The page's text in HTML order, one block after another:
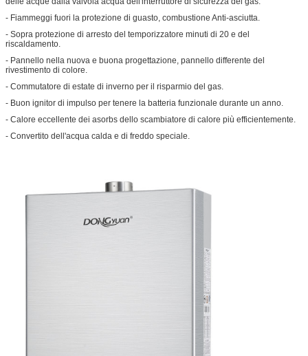
- Fiammeggi fuori la protezione di guasto, combustione Anti-asciutta.
- Sopra protezione di arresto del temporizzatore minuti di 20 e del
riscaldamento.
- Pannello nella nuova e buona progettazione, pannello differente del
rivestimento di colore.
- Commutatore di estate di inverno per il risparmio del gas.
- Buon ignitor di impulso per tenere la batteria funzionale durante un anno.
- Calore eccellente dei asorbs dello scambiatore di calore più efficientemente.
- Convertito dell'acqua calda e di freddo speciale.